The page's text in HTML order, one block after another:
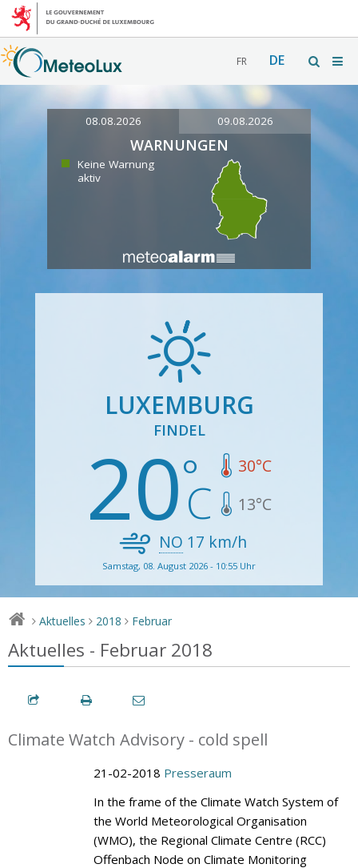
FR DE
08.08.2026 09.08.2026
WARNUNGEN
Keine Warnung
aktiv
LUXEMBURG
FINDEL
20 30°C
13°C
NO 17 km/h
Samstag, 08. August 2026 - 10:55 Uhr
> Aktuelles > 2018 > Februar
Aktuelles - Februar 2018
Climate Watch Advisory - cold spell
21-02-2018 Presseraum
In the frame of the Climate Watch System of
the World Meteorological Organisation
(WMO), the Regional Climate Centre (RCC)
Offenbach Node on Climate Monitoring